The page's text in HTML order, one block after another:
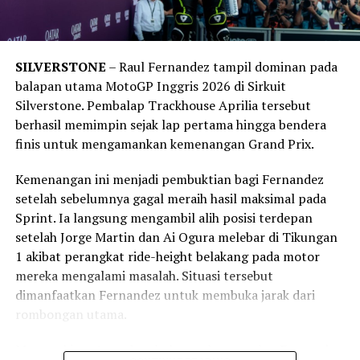
Veda Ega Pratama Crash di Moto3 Amerika 2026,
Padahal Catat Lap Time Tercepat ke-4
Kimi Antonelli Menang di GP Jepang 2026, Dua
Kemenangan Beruntun Bawa Mercedes Pimpin Klasemen
personel yang berada paling dekat dengan lintasan
ketika terjadi insiden.
Dalam persiapan ARRC di Mandalika, sebanyak200
marshalditempatkan di berbagai titik pengawasan.
Sementara itu,35 Chief Marshallebih dahulu
mengikuti sesi penyegaran kompetensi.
Pelatihan menggunakan pendekatan
Trainers. Chief Marshal mendapatkan pembekalan
terlebih dahulu sebelum meneruskan materi kepada
para marshal yang bertugas di masing-masing pos.
SILVERSTONE – Raul Fernandez tampil dominan pada
balapan utama MotoGP Inggris 2026 di Sirkuit
Silverstone. Pembalap Trackhouse Aprilia tersebut
berhasil memimpin sejak lap pertama hingga bendera
finis untuk mengamankan kemenangan Grand Prix.
Kemenangan ini menjadi pembuktian bagi Fernandez
setelah sebelumnya gagal meraih hasil maksimal pada
Sprint. Ia langsung mengambil alih posisi terdepan
setelah Jorge Martin dan Ai Ogura melebar di Tikungan
1 akibat perangkat ride-height belakang pada motor
mereka mengalami masalah. Situasi tersebut
dimanfaatkan Fernandez untuk membuka jarak dari
rombongan utama.
Memasuki pertengahan balapan, keunggulan Fernandez